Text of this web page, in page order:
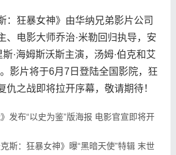
狂暴女神》由华纳兄弟影片公司
、电影大师乔治·米勒回归执导，安
·海姆斯沃斯主演，汤姆·伯克和艾
影片将于6月7日登陆全国影院，狂
仇之战即将拉开序幕，敬请期待！
》发布“以史为鉴”版海报 电影官宣即将开
克斯：狂暴女神》曝“黑暗天使”特辑 末世